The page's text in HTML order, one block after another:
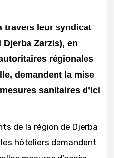
travers leur syndicat
Zarzis), en
régionales
demandent la mise
sanitaires d’ici
de la région de Djerba
hôteliers demandent